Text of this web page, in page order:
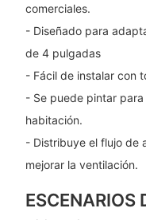
comerciales.
- Diseñado para
de 4 pulgadas
- Fácil de instalar con
- Se puede pintar
habitación.
- Distribuye el flujo de
mejorar la ventilación.
ESCENARIOS